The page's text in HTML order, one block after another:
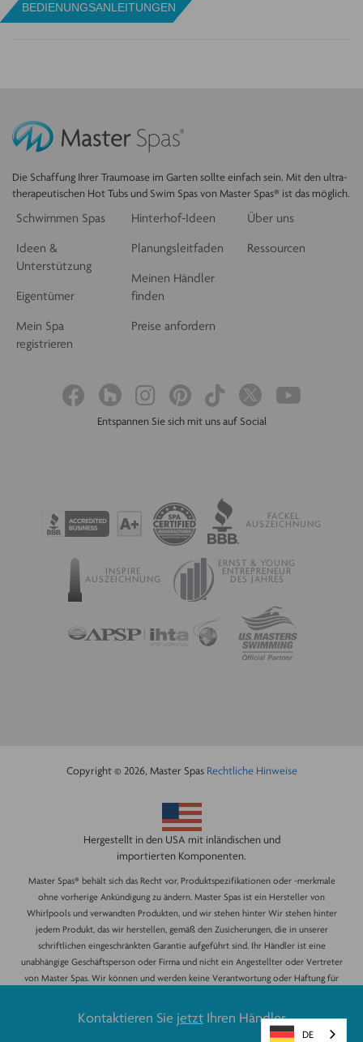
Kontaktieren Sie jetztIhren Händler
BEDIENUNGSANLEITUNGEN
Die Schaffung Ihrer Traumoase im Garten sollte einfach sein. Mit den ultra-
therapeutischen Hot Tubs und Swim Spas von Master Spas® ist das möglich.
Schwimmen Spas
Ideen &
Unterstützung
Eigentümer
Mein Spa
registrieren
Hinterhof-Ideen
Planungsleitfaden
Meinen Händler
finden
Preise anfordern
Über uns
Ressourcen
Entspannen Sie sich mit uns auf Social
FACKEL
AUSZEICHNUNG
INSPIRE
AUSZEICHNUNG
ERNST & YOUNG
ENTREPRENEUR
DES JAHRES
Copyright © 2026, Master Spas Rechtliche Hinweise
Hergestellt in den USA mit inländischen und
importierten Komponenten.
Master Spas® behält sich das Recht vor, Produktspezifikationen oder -merkmale
ohne vorherige Ankündigung zu ändern. Master Spas ist ein Hersteller von
Whirlpools und verwandten Produkten, und wir stehen hinter Wir stehen hinter
jedem Produkt, das wir herstellen, gemäß den Zusicherungen, die in unserer
schriftlichen eingeschränkten Garantie aufgeführt sind. Ihr Händler ist eine
unabhängige Geschäftsperson oder Firma und nicht ein Angestellter oder Vertreter
von Master Spas. Wir können und werden keine Verantwortung oder Haftung für
Händler gemacht werden, die über die Bestimmungen unserer schriftlichen
beschränkten Garantie hinausgehen. Alle Fotos sind eingetragene Urheberrechte
DE